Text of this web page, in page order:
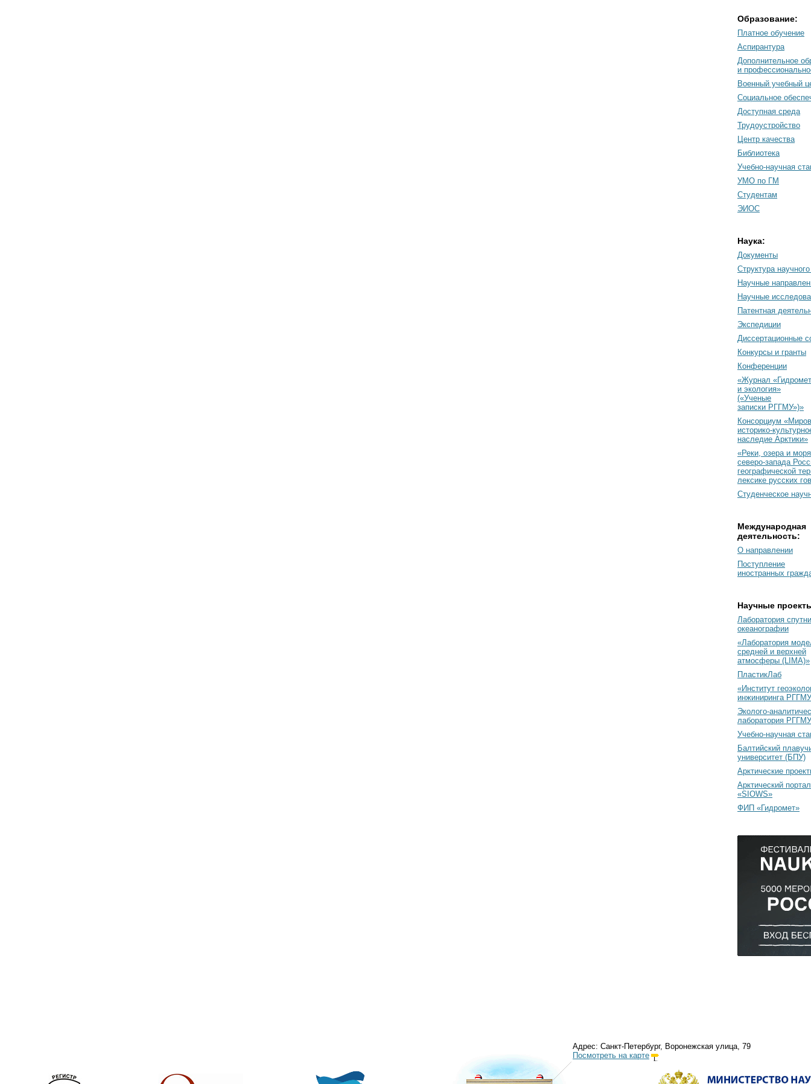
Образование:
Платное обучение
Аспирантура
Дополнительное
и
Военный учебный
Социальное
Доступная среда
Трудоустройство
Центр качества
Библиотека
Учебно-научная
УМО по ГМ
Студентам
ЭИОС
Наука:
Документы
Cтруктура
Научные
Научные
Патентная
Экспедиции
Диссертационные
Конкурсы и гранты
Конференции
«Журнал
и экология»
(«Ученые
записки РГГМУ»)»
Консорциум
историко-
наследие Арктики»
«Реки, озера и моря
северо-запада
географической
лексике русских
Студенческое
Международная
деятельность:
О направлении
Поступление
иностранных
Научные
Лаборатория
океанографии
«Лаборатория
средней и верхней
атмосферы (LIMA)»
ПластикЛаб
«Институт
инжиниринга
Эколого-
лаборатория РГГМУ
Учебно-научная
Балтийский
университет (БПУ)
Арктические
Арктический портал
«SIOWS»
ФИП «Гидромет»
Адрес: Санкт-Петербург, Воронежская улица, 79
Посмотреть на карте